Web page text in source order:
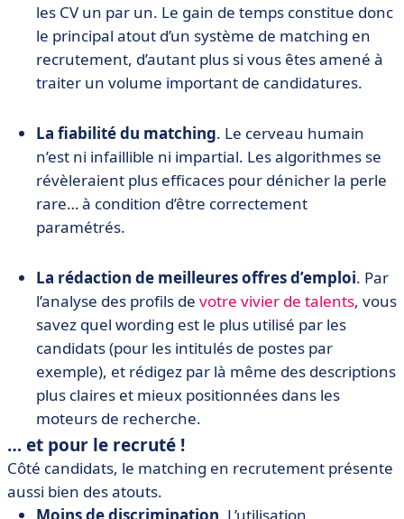
les CV un par un. Le gain de temps constitue donc
le principal atout d’un système de matching en
recrutement, d’autant plus si vous êtes amené à
traiter un volume important de candidatures.
La fiabilité du matching. Le cerveau humain
n’est ni infaillible ni impartial. Les algorithmes se
révèleraient plus efficaces pour dénicher la perle
rare… à condition d’être correctement
paramétrés.
La rédaction de meilleures offres d’emploi. Par
l’analyse des profils de votre vivier de talents, vous
savez quel wording est le plus utilisé par les
candidats (pour les intitulés de postes par
exemple), et rédigez par là même des descriptions
plus claires et mieux positionnées dans les
moteurs de recherche.
… et pour le recruté !
Côté candidats, le matching en recrutement présente
aussi bien des atouts.